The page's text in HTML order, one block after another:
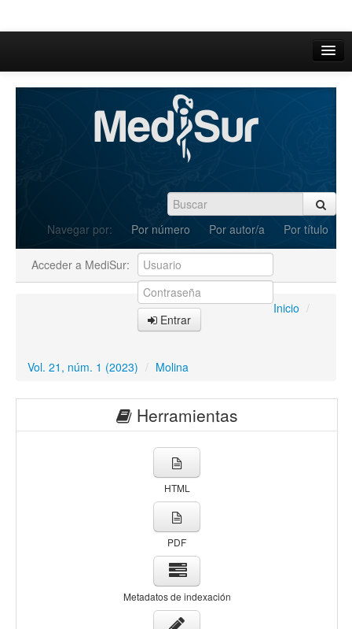
Inicio
Actual
Archivos
Navegar por: Por número Por autor/a Por título
Acceder a MediSur:
Entrar
Inicio /
Vol. 21, núm. 1 (2023) / Molina
Herramientas
HTML
PDF
Metadatos de indexación